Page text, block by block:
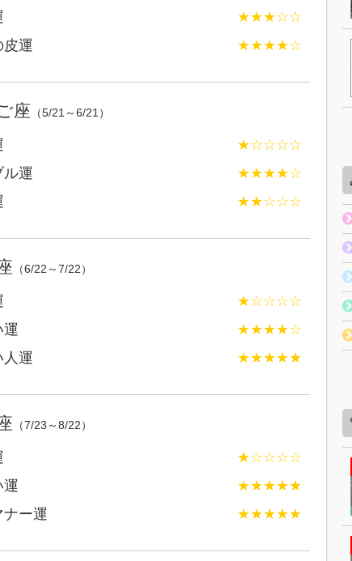
★★★☆☆
皮運
★★★★☆
座 （5/21～6/21）
★☆☆☆☆
ル運
★★★★☆
★★☆☆☆
（6/22～7/22）
★☆☆☆☆
運
★★★★☆
人運
★★★★★
（7/23～8/22）
★☆☆☆☆
運
★★★★★
ナー運
★★★★★